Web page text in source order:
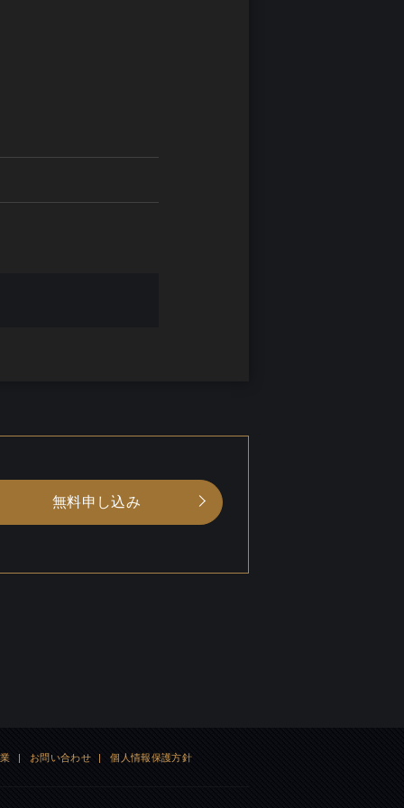
無料申し込み
| お問い合わせ | 個人情報保護方針